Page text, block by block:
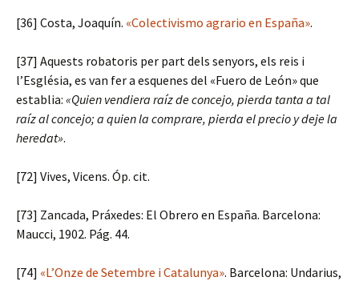
[36] Costa, Joaquín. «Colectivismo agrario en España».
[37] Aquests robatoris per part dels senyors, els reis i
l’Església, es van fer a esquenes del «Fuero de León» que
establia: «Quien vendiera raíz de concejo, pierda tanta a tal
raíz al concejo; a quien la comprare, pierda el precio y deje la
heredat».
[72] Vives, Vicens. Óp. cit.
[73] Zancada, Práxedes: El Obrero en España. Barcelona:
Maucci, 1902. Pág. 44.
[74] «L’Onze de Setembre i Catalunya». Barcelona: Undarius,